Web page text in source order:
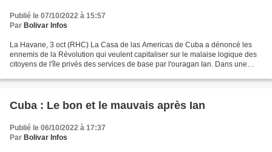
Publié le 07/10/2022 à 15:57
Par Bolivar Infos
La Havane, 3 oct (RHC) La Casa de las Americas de Cuba a dénoncé les
ennemis de la Révolution qui veulent capitaliser sur le malaise logique des
citoyens de l'île privés des services de base par l'ouragan Ian. Dans une
Cuba : Le bon et le mauvais après Ian
Publié le 06/10/2022 à 17:37
Par Bolivar Infos